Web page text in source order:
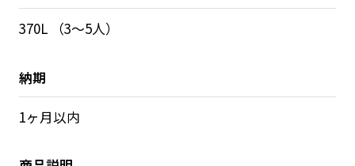
370L （3～5人）
納期
1ヶ月以内